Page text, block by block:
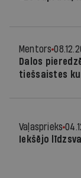
Mentors
Dalos
tiešsaistes
Vaļasprieks
Iekšējo